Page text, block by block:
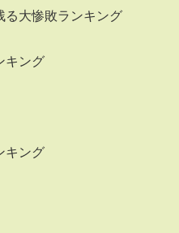
る大惨敗ランキング
キング
キング